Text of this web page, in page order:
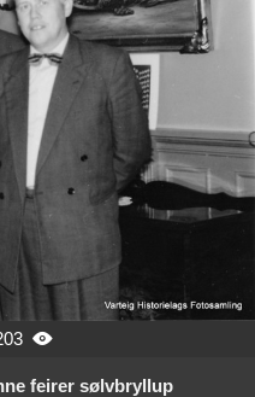

feirer sølvbryllup